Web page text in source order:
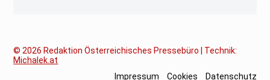
© 2026 Redaktion Österreichisches Pressebüro | Technik:
Michalek.at
Impressum
Cookies Datenschutz